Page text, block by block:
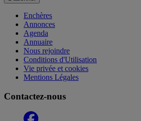
Enchères
Annonces
Agenda
Annuaire
Nous rejoindre
Conditions d'Utilisation
Vie privée et cookies
Mentions Légales
Contactez-nous